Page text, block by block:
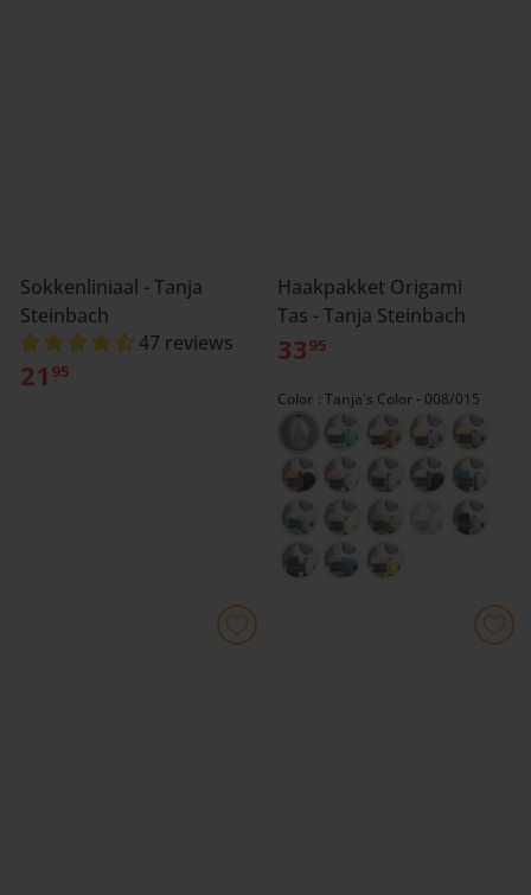
Sokkenliniaal - Tanja
Steinbach
47 reviews
21 95
Haakpakket Origami
Tas - Tanja Steinbach
3395
Color Tanja's Color - 008/015